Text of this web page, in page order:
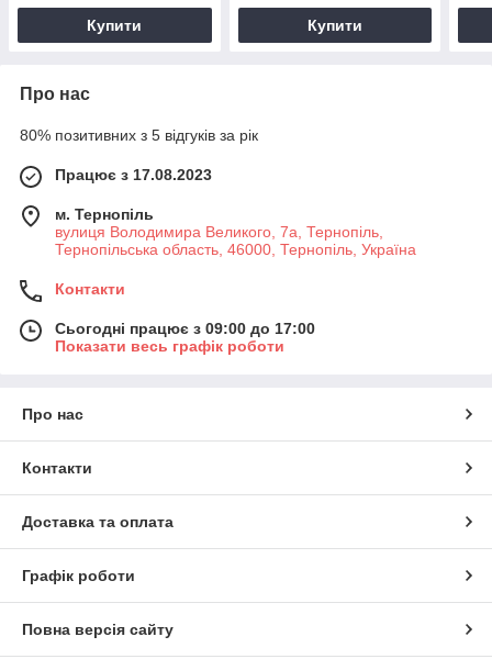
Купити Купити
Про нас
80% позитивних з 5 відгуків за рік
Працює з 17.08.2023
м. Тернопіль
вулиця Володимира Великого, 7а, Тернопіль,
Тернопільська область, 46000, Тернопіль, Україна
Контакти
Сьогодні працює з 09:00 до 17:00
Показати весь графік роботи
Про нас
Контакти
Доставка та оплата
Графік роботи
Повна версія сайту